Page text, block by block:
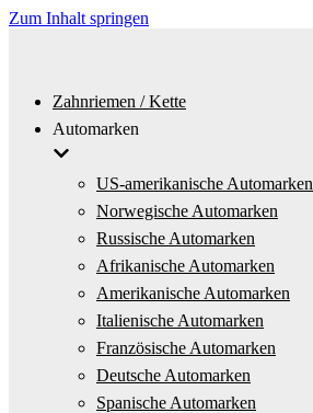
Zum Inhalt springen
Zahnriemen / Kette
Automarken
US-amerikanische Automarken
Norwegische Automarken
Russische Automarken
Afrikanische Automarken
Amerikanische Automarken
Italienische Automarken
Französische Automarken
Deutsche Automarken
Spanische Automarken